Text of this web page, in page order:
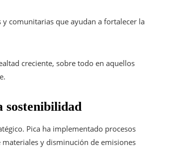
comunitarias que ayudan a fortalecer la
creciente, sobre todo en aquellos
sostenibilidad
Pica ha implementado procesos
y disminución de emisiones